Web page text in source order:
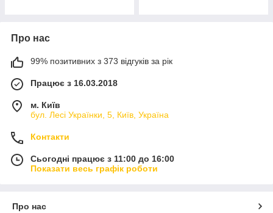
Про нас
99% позитивних з 373 відгуків за рік
Працює з 16.03.2018
м. Київ
бул. Лесі Українки, 5, Київ, Україна
Контакти
Сьогодні працює з 11:00 до 16:00
Показати весь графік роботи
Про нас